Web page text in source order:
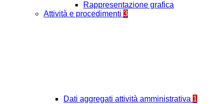
Rappresentazione grafica
Attività e procedimenti 3
Dati aggregati attività amministrativa 1